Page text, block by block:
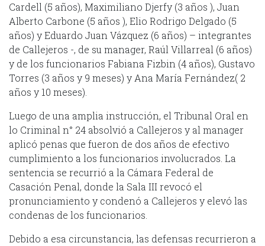
Cardell (5 años), Maximiliano Djerfy (3 años ), Juan
Alberto Carbone (5 años ), Elio Rodrigo Delgado (5
años) y Eduardo Juan Vázquez (6 años) – integrantes
de Callejeros -, de su manager, Raúl Villarreal (6 años)
y de los funcionarios Fabiana Fizbin (4 años), Gustavo
Torres (3 años y 9 meses) y Ana María Fernández( 2
años y 10 meses).
Luego de una amplia instrucción, el Tribunal Oral en
lo Criminal n° 24 absolvió a Callejeros y al manager
aplicó penas que fueron de dos años de efectivo
cumplimiento a los funcionarios involucrados. La
sentencia se recurrió a la Cámara Federal de
Casación Penal, donde la Sala III revocó el
pronunciamiento y condenó a Callejeros y elevó las
condenas de los funcionarios.
Debido a esa circunstancia, las defensas recurrieron a